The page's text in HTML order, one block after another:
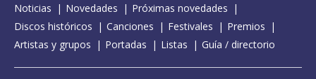
Noticias Novedades
Próximas novedades
Discos históricos
Canciones Festivales
Premios
Artistas y grupos
Portadas Listas Guía / directorio